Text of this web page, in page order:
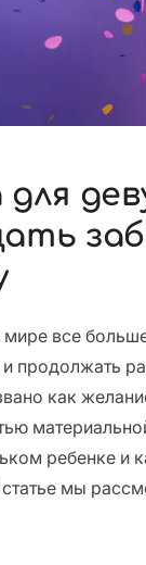
все
продолжать
как
ребенке и
статье мы